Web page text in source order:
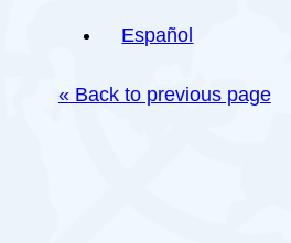
Español
« Back to previous page